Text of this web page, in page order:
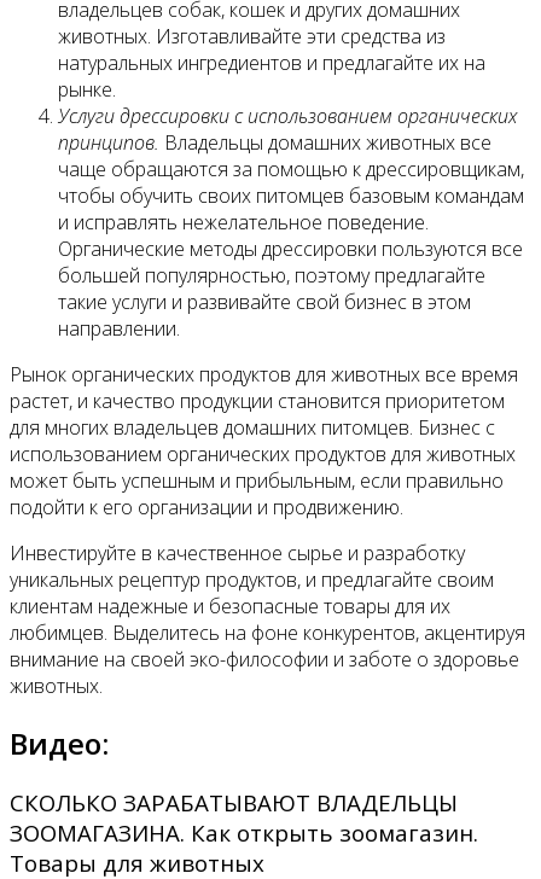
владельцев собак, кошек и других домашних
животных. Изготавливайте эти средства из
натуральных ингредиентов и предлагайте их на
рынке.
Услуги дрессировки с использованием органических
принципов. Владельцы домашних животных все
чаще обращаются за помощью к дрессировщикам,
чтобы обучить своих питомцев базовым командам
и исправлять нежелательное поведение.
Органические методы дрессировки пользуются все
большей популярностью, поэтому предлагайте
такие услуги и развивайте свой бизнес в этом
направлении.
Рынок органических продуктов для животных все время
растет, и качество продукции становится приоритетом
для многих владельцев домашних питомцев. Бизнес с
использованием органических продуктов для животных
может быть успешным и прибыльным, если правильно
подойти к его организации и продвижению.
Инвестируйте в качественное сырье и разработку
уникальных рецептур продуктов, и предлагайте своим
клиентам надежные и безопасные товары для их
любимцев. Выделитесь на фоне конкурентов, акцентируя
внимание на своей эко-философии и заботе о здоровье
животных.
Видео:
СКОЛЬКО ЗАРАБАТЫВАЮТ ВЛАДЕЛЬЦЫ
ЗООМАГАЗИНА. Как открыть зоомагазин.
Товары для животных